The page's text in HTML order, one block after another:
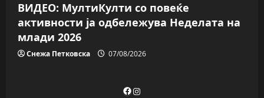
ВИДЕО: МултиКулти со повеќе
активности ја одбележува Неделата на
млади 2026
Снежа Петковска 07/08/2026
Facebook
Instagram